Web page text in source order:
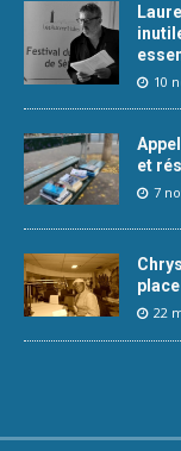
10
et
7
22